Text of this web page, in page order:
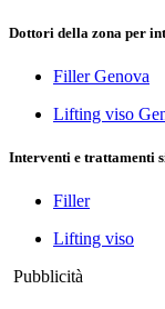
Dottori della zona per
Filler Genova
Lifting viso
Interventi e trattamenti
Filler
Lifting viso
Pubblicità